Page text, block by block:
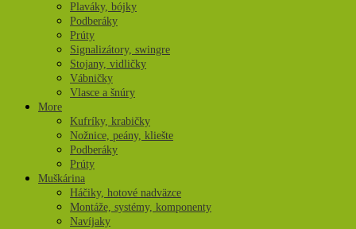
Plaváky, bójky
Podberáky
Prúty
Signalizátory, swingre
Stojany, vidličky
Vábničky
Vlasce a šnúry
More
Kufríky, krabičky
Nožnice, peány, kliešte
Podberáky
Prúty
Muškárina
Háčiky, hotové nadväzce
Montáže, systémy, komponenty
Navíjaky